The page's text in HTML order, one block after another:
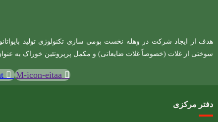
هدف از ایجاد شرکت در وهله نخست بومی سازی تکنولوژی تولید
سوختی از غلات (خصوصاً غلات ضایعاتی) و مکمل پرپروتئین خوراک به
M-icon-eitaa
دفتر مرکزی